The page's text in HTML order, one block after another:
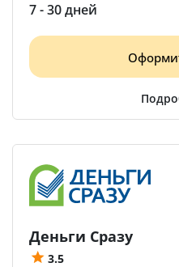
7 - 30 дней
Деньги Сразу
3.5